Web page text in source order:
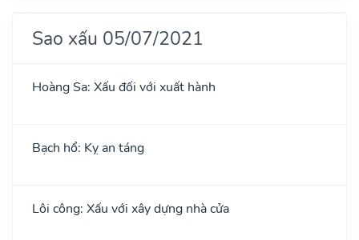
Sao xấu 05/07/2021
Hoàng Sa: Xấu đối với xuất hành
Bạch hổ: Kỵ an táng
Lôi công: Xấu với xây dựng nhà cửa